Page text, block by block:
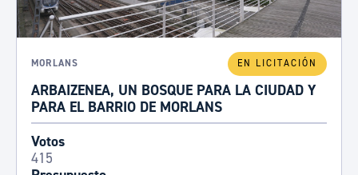
MORLANS EN LICITACIÓN
ARBAIZENEA, UN BOSQUE PARA LA CIUDAD Y
PARA EL BARRIO DE MORLANS
Votos
415